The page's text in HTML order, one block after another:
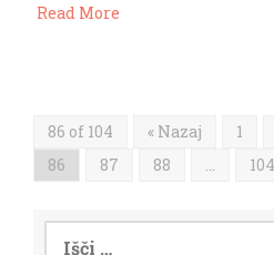
Read More
86 of 104 « Nazaj 1
86
87 88 … 104